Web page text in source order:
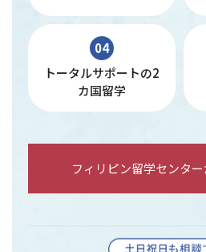
04
トータルサポートの2
カ国留学
フィリピン留学センタ